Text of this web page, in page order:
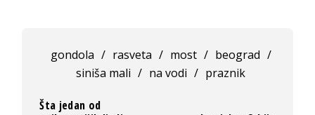
gondola / rasveta / most / beograd /
siniša mali / na vodi / praznik
Šta jedan od